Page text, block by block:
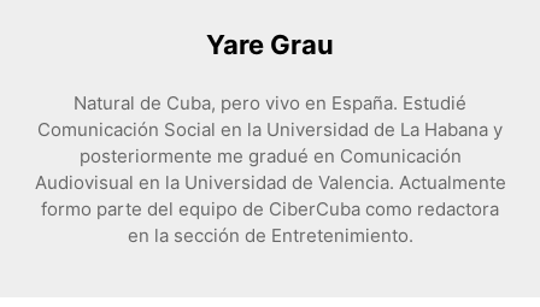
Yare Grau
Natural de Cuba, pero vivo en España. Estudié
Comunicación Social en la Universidad de La Habana y
posteriormente me gradué en Comunicación
Audiovisual en la Universidad de Valencia. Actualmente
formo parte del equipo de CiberCuba como redactora
en la sección de Entretenimiento.